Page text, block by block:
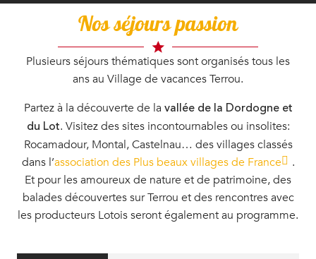
Nos séjours passion
Plusieurs séjours thématiques sont organisés tous les
ans au Village de vacances Terrou.
Partez à la découverte de la vallée de la Dordogne et
du Lot. Visitez des sites incontournables ou insolites:
Rocamadour, Montal, Castelnau… des villages classés
dans l’association des Plus beaux villages de France
.
Et pour les amoureux de nature et de patrimoine, des
balades découvertes sur Terrou et des rencontres avec
les producteurs Lotois seront également au programme.